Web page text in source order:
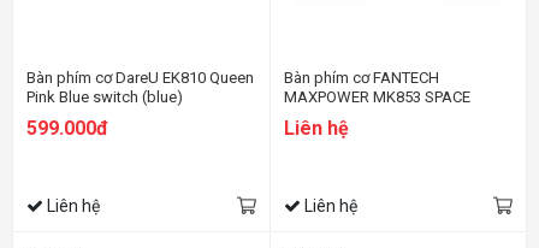
Bàn phím cơ DareU EK810 Queen
Pink Blue switch (blue)
599.000đ
Liên hệ
Bàn phím cơ FANTECH
MAXPOWER MK853 SPACE
Liên hệ
Liên hệ